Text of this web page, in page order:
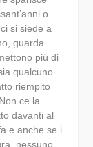
o
si siede a
guarda
più di
qualcuno
riempito
ce la
davanti al
e anche se i
nessuno